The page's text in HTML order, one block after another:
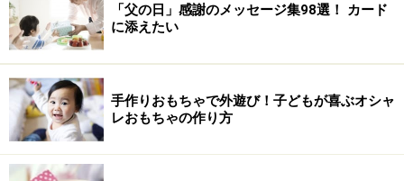
「父の日」感謝のメッセージ集98選！ カード
に添えたい
手作りおもちゃで外遊び！子どもが喜ぶオシャ
レおもちゃの作り方